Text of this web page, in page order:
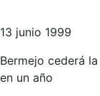
13 junio 1999
Bermejo cederá
en un año